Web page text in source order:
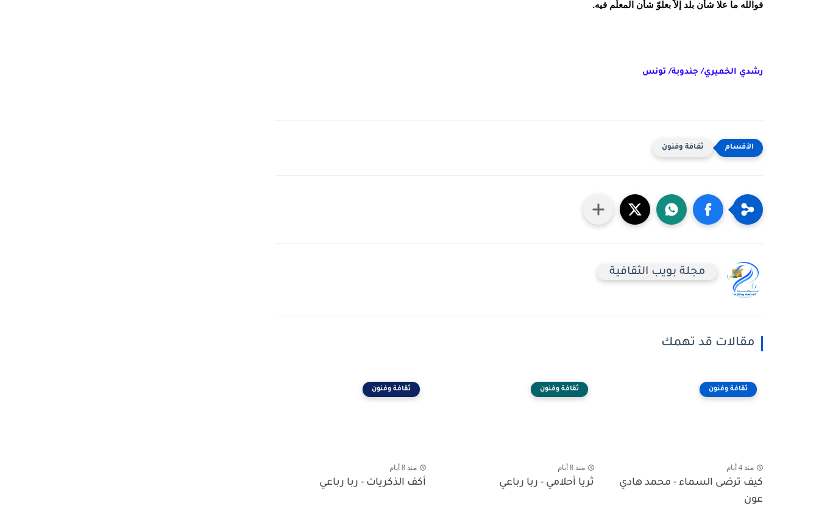
فوالله ما علا شأن بلد إلاّ بعلوّ شأن المعلّم فيه.
رشدي الخميري/ جندوبة/ تونس
ثقافة وفنون
مجلة بويب الثقافية
مقالات قد تهمك
ثقافة وفنون
منذ 4 أيام
كيف ترضى السماء - محمد هادي
عون
ثقافة وفنون
منذ 8 أيام
ثريا أحلامي - ربا رباعي
ثقافة وفنون
منذ 8 أيام
أكف الذكريات - ربا رباعي